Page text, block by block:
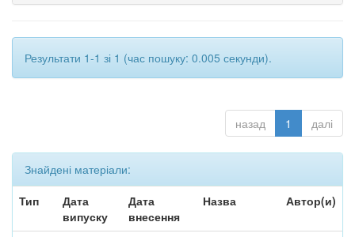
Результати 1-1 зі 1 (час пошуку: 0.005 секунди).
назад 1 далі
Знайдені матеріали:
Тип
Дата
випуску
Дата
внесення
Назва Автор(и)